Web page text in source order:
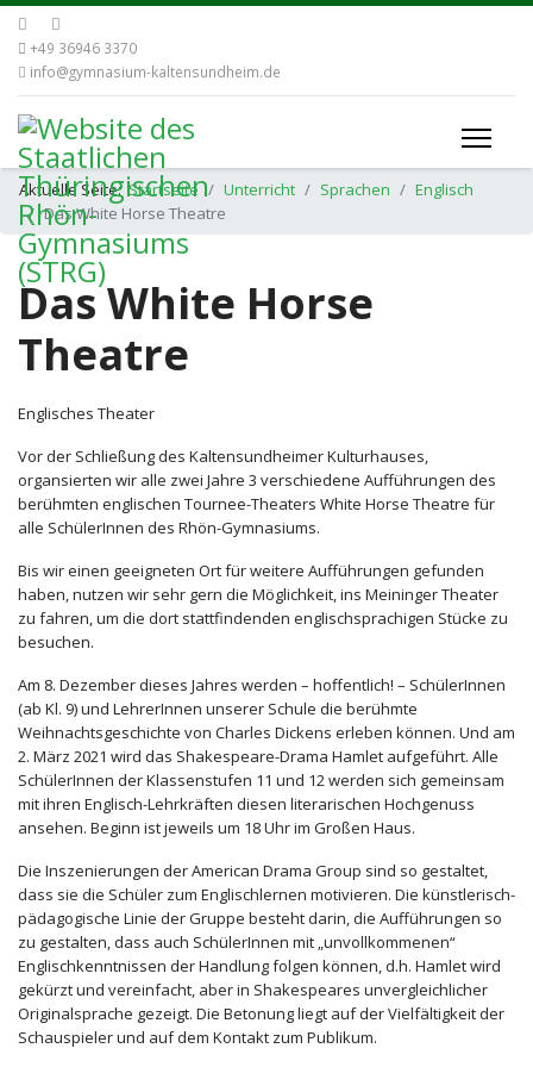
+49 36946 3370
info@gymnasium-kaltensundheim.de
Aktuelle Seite: Startseite Unterricht Sprachen
Englisch
Das White Horse Theatre
Das White Horse
Theatre
Englisches Theater
Vor der Schließung des Kaltensundheimer Kulturhauses,
organsierten wir alle zwei Jahre 3 verschiedene Aufführungen des
berühmten englischen Tournee-Theaters White Horse Theatre für
alle SchülerInnen des Rhön-Gymnasiums.
Bis wir einen geeigneten Ort für weitere Aufführungen gefunden
haben, nutzen wir sehr gern die Möglichkeit, ins Meininger Theater
zu fahren, um die dort stattfindenden englischsprachigen Stücke zu
besuchen.
Am 8. Dezember dieses Jahres werden – hoffentlich! – SchülerInnen
(ab Kl. 9) und LehrerInnen unserer Schule die berühmte
Weihnachtsgeschichte von Charles Dickens erleben können. Und am
2. März 2021 wird das Shakespeare-Drama Hamlet aufgeführt. Alle
SchülerInnen der Klassenstufen 11 und 12 werden sich gemeinsam
mit ihren Englisch-Lehrkräften diesen literarischen Hochgenuss
ansehen. Beginn ist jeweils um 18 Uhr im Großen Haus.
Die Inszenierungen der American Drama Group sind so gestaltet,
dass sie die Schüler zum Englischlernen motivieren. Die künstlerisch-
pädagogische Linie der Gruppe besteht darin, die Aufführungen so
zu gestalten, dass auch SchülerInnen mit „unvollkommenen“
Englischkenntnissen der Handlung folgen können, d.h. Hamlet wird
gekürzt und vereinfacht, aber in Shakespeares unvergleichlicher
Originalsprache gezeigt. Die Betonung liegt auf der Vielfältigkeit der
Schauspieler und auf dem Kontakt zum Publikum.